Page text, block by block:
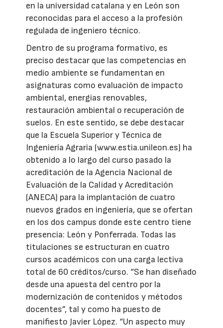
en la universidad catalana y en León son
reconocidas para el acceso a la profesión
regulada de ingeniero técnico.
Dentro de su programa formativo, es
preciso destacar que las competencias en
medio ambiente se fundamentan en
asignaturas como evaluación de impacto
ambiental, energías renovables,
restauración ambiental o recuperación de
suelos. En este sentido, se debe destacar
que la Escuela Superior y Técnica de
Ingeniería Agraria (www.estia.unileon.es) ha
obtenido a lo largo del curso pasado la
acreditación de la Agencia Nacional de
Evaluación de la Calidad y Acreditación
(ANECA) para la implantación de cuatro
nuevos grados en ingeniería, que se ofertan
en los dos campus donde este centro tiene
presencia: León y Ponferrada. Todas las
titulaciones se estructuran en cuatro
cursos académicos con una carga lectiva
total de 60 créditos/curso. “Se han diseñado
desde una apuesta del centro por la
modernización de contenidos y métodos
docentes”, tal y como ha puesto de
manifiesto Javier López. “Un aspecto muy